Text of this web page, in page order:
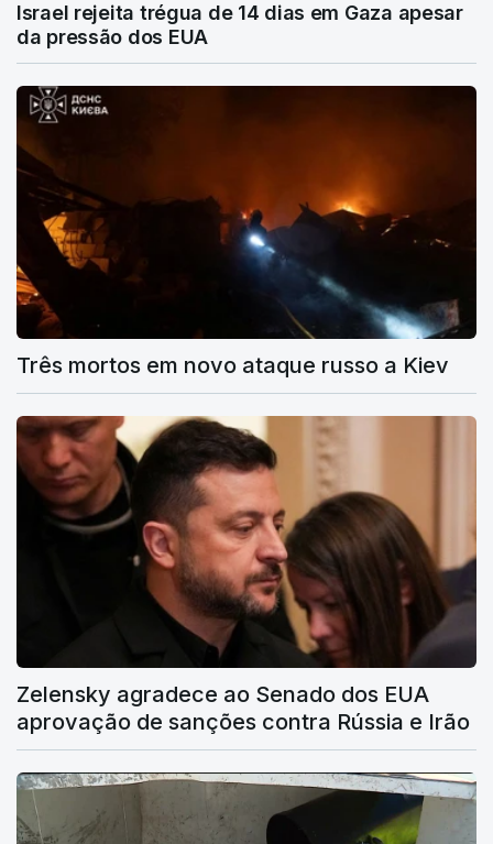
Israel rejeita trégua de 14 dias em Gaza apesar
da pressão dos EUA
Três mortos em novo ataque russo a Kiev
Zelensky agradece ao Senado dos EUA
aprovação de sanções contra Rússia e Irão